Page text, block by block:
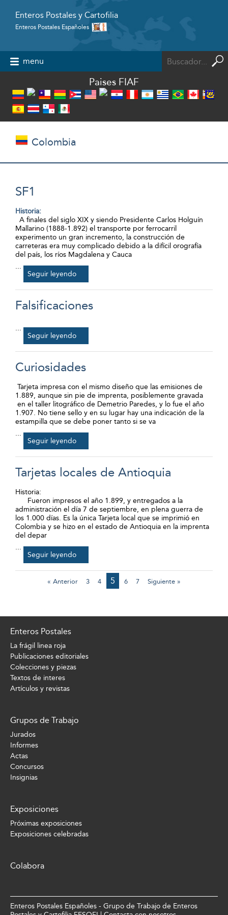
Enteros Postales y Cartofilia
Enteros Postales Españoles
menu
Paises FIAF
Colombia
SF1
Historia:
A finales del siglo XIX y siendo Presidente Carlos Holguín
Mallarino (1888-1.892) el transporte por ferrocarril
experimento un gran incremento, la construcción de
carreteras era muy complicado debido a la difícil orografía
del país, los ríos Magdalena y Cauca
...
Seguir leyendo
Falsificaciones
...
Seguir leyendo
Curiosidades
Tarjeta impresa con el mismo diseño que las emisiones de
1.889, aunque sin pie de imprenta, posiblemente gravada
en el taller litográfico de Demetrio Paredes, y lo fue el año
1.907. No tiene sello y en su lugar hay una indicación de la
estampilla que se debe poner tanto si se va
...
Seguir leyendo
Tarjetas locales de Antioquia
Historia:
Fueron impresos el año 1.899, y entregados a la
administración el día 7 de septiembre, en plena guerra de
los 1.000 días. Es la única Tarjeta local que se imprimió en
Colombia y se hizo en el estado de Antioquia en la imprenta
del depar
...
Seguir leyendo
« Anterior 3 4 5 6 7 Siguiente »
Enteros Postales
La frágil linea roja
Publicaciones editoriales
Colecciones y piezas
Textos de interes
Artículos y revistas
Grupos de Trabajo
Jurados
Informes
Actas
Concursos
Insignias
Exposiciones
Próximas exposiciones
Exposiciones celebradas
Colabora
Enteros Postales Españoles - Grupo de Trabajo de Enteros